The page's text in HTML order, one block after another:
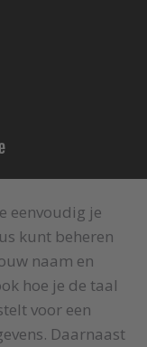
eenvoudig je
kunt beheren
naam en
hoe je de taal
voor een
Daarnaast